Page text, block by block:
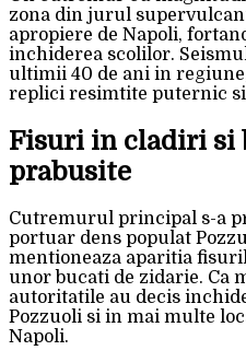
zona din jurul
apropiere de Napoli,
inchiderea scolilor.
ultimii 40 de ani in
replici resimtite puternic
Fisuri in cladiri si
prabusite
Cutremurul principal s-a
portuar dens populat
mentioneaza aparitia
unor bucati de zidarie. Ca
autoritatile au decis
Pozzuoli si in mai multe
Napoli.